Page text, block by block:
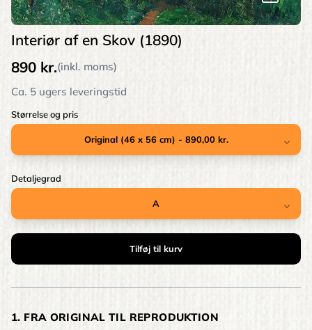
Interiør af en Skov (1890)
890 kr.(inkl. moms)
Ca. 5 ugers leveringstid
Størrelse og pris
Detaljegrad
1. FRA ORIGINAL TIL REPRODUKTION